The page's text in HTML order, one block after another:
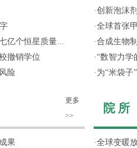
亿个恒星质量...
撤销学位
险
更多
>>
果
·创新泡沫
·全球首张
·合成生物
·“数智力学
· 为“米袋子
院 所
·全球变暖